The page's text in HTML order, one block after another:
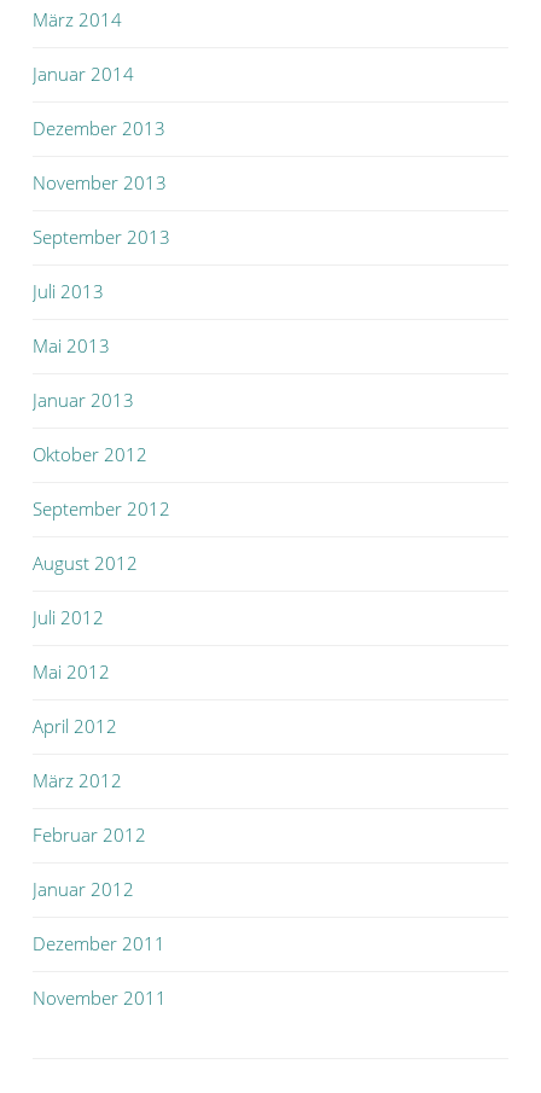
März 2014
Januar 2014
Dezember 2013
November 2013
September 2013
Juli 2013
Mai 2013
Januar 2013
Oktober 2012
September 2012
August 2012
Juli 2012
Mai 2012
April 2012
März 2012
Februar 2012
Januar 2012
Dezember 2011
November 2011